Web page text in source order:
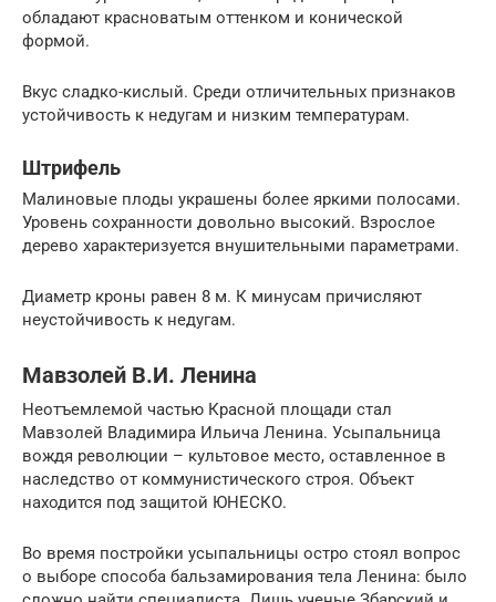
обладают красноватым оттенком и конической
формой.
Вкус сладко-кислый. Среди отличительных признаков
устойчивость к недугам и низким температурам.
Штрифель
Малиновые плоды украшены более яркими полосами.
Уровень сохранности довольно высокий. Взрослое
дерево характеризуется внушительными параметрами.
Диаметр кроны равен 8 м. К минусам причисляют
неустойчивость к недугам.
Мавзолей В.И. Ленина
Неотъемлемой частью Красной площади стал
Мавзолей Владимира Ильича Ленина. Усыпальница
вождя революции – культовое место, оставленное в
наследство от коммунистического строя. Объект
находится под защитой ЮНЕСКО.
Во время постройки усыпальницы остро стоял вопрос
о выборе способа бальзамирования тела Ленина: было